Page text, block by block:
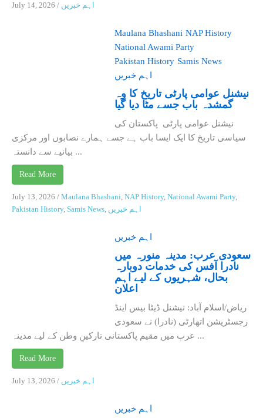
July 14, 2026 / اہم خبریں
Maulana Bhashani NAP History
National Awami Party
Pakistan History Samis News
اہم خبریں
نیشنل عوامی پارٹی تاریخ کا وہ
گمشدہ باب جسے مٹا دیا گیا
نیشنل عوامی پارٹی پاکستان کی
سیاسی تاریخ کا ایک ایسا باب ہے جسے ہمارے نصابوں اور مرکزی
بیانیے سے دانستہ ...
Read More
July 13, 2026 / Maulana Bhashani, NAP History, National Awami Party,
Pakistan History, Samis News, اہم خبریں
اہم خبریں
سعودی عرب: مدینہ منورہ میں
نادرا آفس کی خدمات دوبارہ
بحال، شہریوں کے لیے اہم
اعلان
ریاض/اسلام آباد: نیشنل ڈیٹا بیس اینڈ
رجسٹریشن اتھارٹی (نادرا) نے سعودی
عرب میں مقیم پاکستانی تارکینِ وطن کے لیے مدینہ ...
Read More
July 13, 2026 / اہم خبریں
اہم خبریں